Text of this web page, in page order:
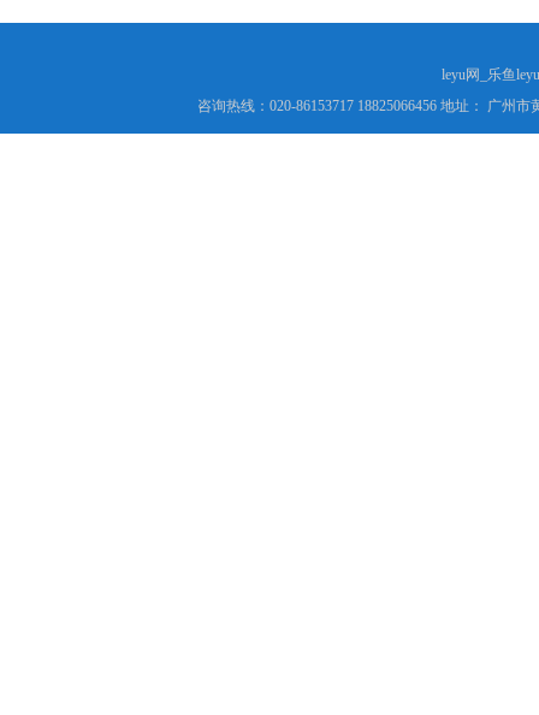
leyu网_乐鱼
咨询热线：020-86153717 18825066456 地址： 广州